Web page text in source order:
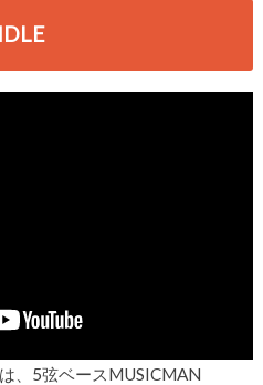
、5弦ベースMUSICMAN